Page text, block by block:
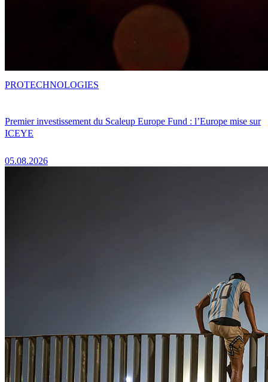
Premier investissement du Scaleup Europe Fund : l’Europe mise sur
ICEYE
05.08.2026
PROTECHNOLOGIES